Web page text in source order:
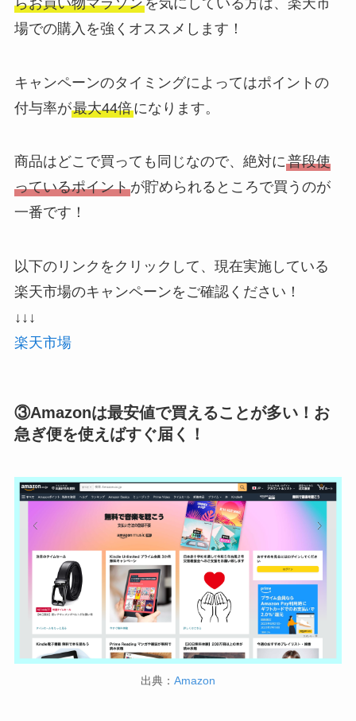
場での購入を強くオススメします！
キャンペーンのタイミングによってはポイントの
付与率が最大44倍になります。
商品はどこで買っても同じなので、絶対に普段使
っているポイントが貯められるところで買うのが
一番です！
以下のリンクをクリックして、現在実施している
楽天市場のキャンペーンをご確認ください！
↓↓↓
楽天市場
③Amazonは最安値で買えることが多い！お
急ぎ便を使えばすぐ届く！
出典： Amazon